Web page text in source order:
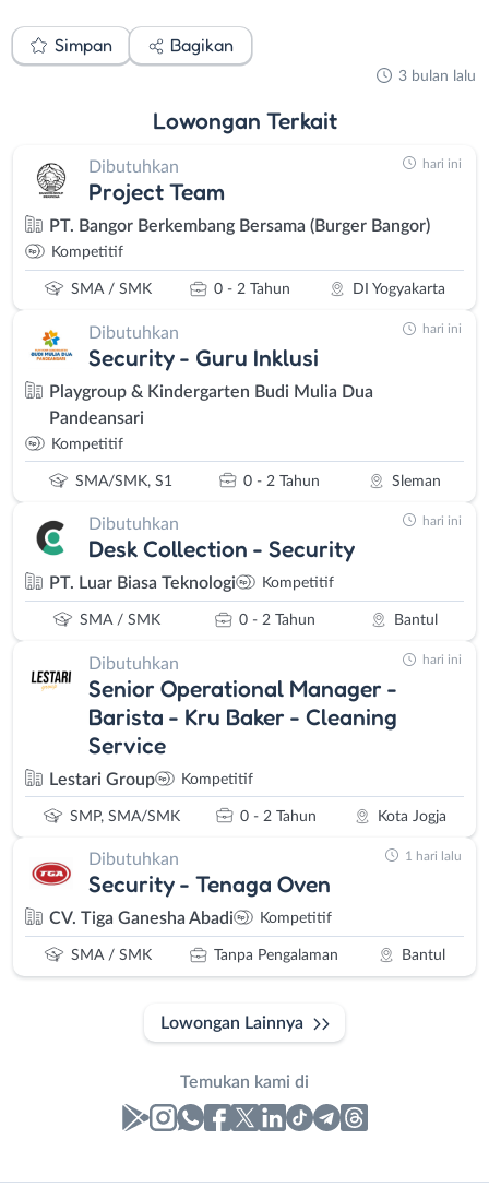
Simpan Bagikan
3 bulan lalu
Lowongan Terkait
Dibutuhkan
Project Team
PT. Bangor Berkembang Bersama (Burger Bangor)
Kompetitif
SMA / SMK 0 - 2 Tahun DI Yogyakarta
hari ini
Dibutuhkan
Security - Guru Inklusi
Playgroup & Kindergarten Budi Mulia Dua
Pandeansari
Kompetitif
SMA/SMK, S1 0 - 2 Tahun Sleman
hari ini
Dibutuhkan
Desk Collection - Security
PT. Luar Biasa Teknologi Kompetitif
SMA / SMK 0 - 2 Tahun Bantul
hari ini
Dibutuhkan
Senior Operational Manager -
Barista - Kru Baker - Cleaning
Service
Lestari Group Kompetitif
SMP, SMA/SMK 0 - 2 Tahun Kota Jogja
hari ini
Dibutuhkan
Security - Tenaga Oven
CV. Tiga Ganesha Abadi Kompetitif
SMA / SMK Tanpa Pengalaman Bantul
1 hari lalu
Lowongan Lainnya
Temukan kami di